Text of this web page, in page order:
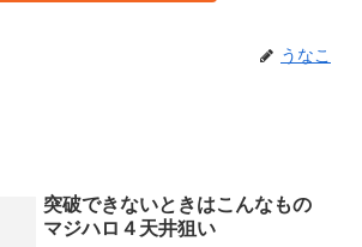
うなこ
突破できないときはこんなもの
マジハロ４天井狙い